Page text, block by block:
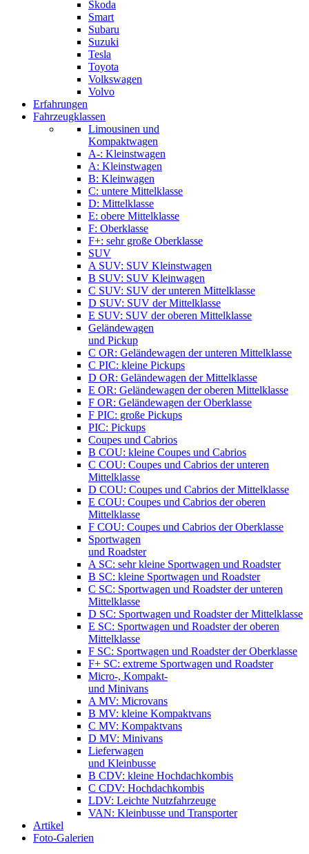
Skoda
Smart
Subaru
Suzuki
Tesla
Toyota
Volkswagen
Volvo
Erfahrungen
Fahrzeugklassen
Limousinen und
Kompaktwagen
A-: Kleinstwagen
A: Kleinstwagen
B: Kleinwagen
C: untere Mittelklasse
D: Mittelklasse
E: obere Mittelklasse
F: Oberklasse
F+: sehr große Oberklasse
SUV
A SUV: SUV Kleinstwagen
B SUV: SUV Kleinwagen
C SUV: SUV der unteren Mittelklasse
D SUV: SUV der Mittelklasse
E SUV: SUV der oberen Mittelklasse
Geländewagen
und Pickup
C OR: Geländewagen der unteren Mittelklasse
C PIC: kleine Pickups
D OR: Geländewagen der Mittelklasse
E OR: Geländewagen der oberen Mittelklasse
F OR: Geländewagen der Oberklasse
F PIC: große Pickups
PIC: Pickups
Coupes und Cabrios
B COU: kleine Coupes und Cabrios
C COU: Coupes und Cabrios der unteren
Mittelklasse
D COU: Coupes und Cabrios der Mittelklasse
E COU: Coupes und Cabrios der oberen
Mittelklasse
F COU: Coupes und Cabrios der Oberklasse
Sportwagen
und Roadster
A SC: sehr kleine Sportwagen und Roadster
B SC: kleine Sportwagen und Roadster
C SC: Sportwagen und Roadster der unteren
Mittelklasse
D SC: Sportwagen und Roadster der Mittelklasse
E SC: Sportwagen und Roadster der oberen
Mittelklasse
F SC: Sportwagen und Roadster der Oberklasse
F+ SC: extreme Sportwagen und Roadster
Micro-, Kompakt-
und Minivans
A MV: Microvans
B MV: kleine Kompaktvans
C MV: Kompaktvans
D MV: Minivans
Lieferwagen
und Kleinbusse
B CDV: kleine Hochdachkombis
C CDV: Hochdachkombis
LDV: Leichte Nutzfahrzeuge
VAN: Kleinbusse und Transporter
Artikel
Foto-Galerien